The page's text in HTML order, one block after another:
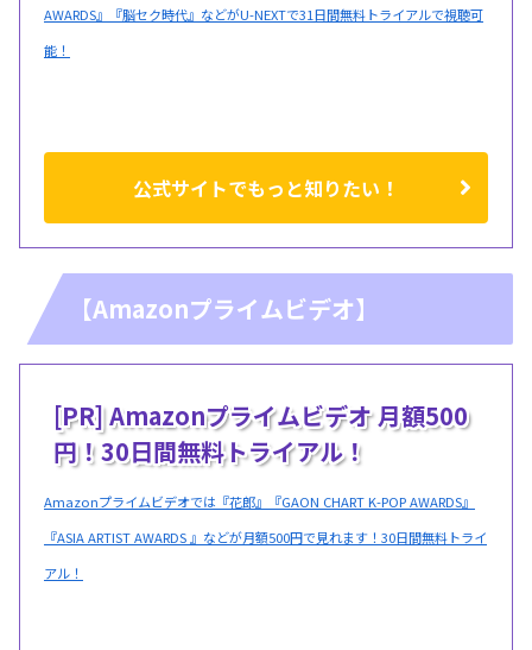
AWARDS』『脳セク時代』などがU-NEXTで31日間無料トライアルで視聴可
能！
公式サイトでもっと知りたい！
【Amazonプライムビデオ】
[PR] Amazonプライムビデオ 月額500
円！30日間無料トライアル！
Amazonプライムビデオでは『花郎』『GAON CHART K-POP AWARDS』
『ASIA ARTIST AWARDS 』などが月額500円で見れます！30日間無料トライ
アル！